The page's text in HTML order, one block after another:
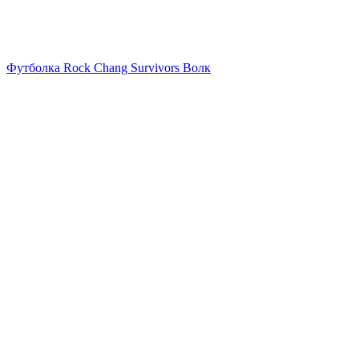
Футболка Rock Chang Survivors Волк